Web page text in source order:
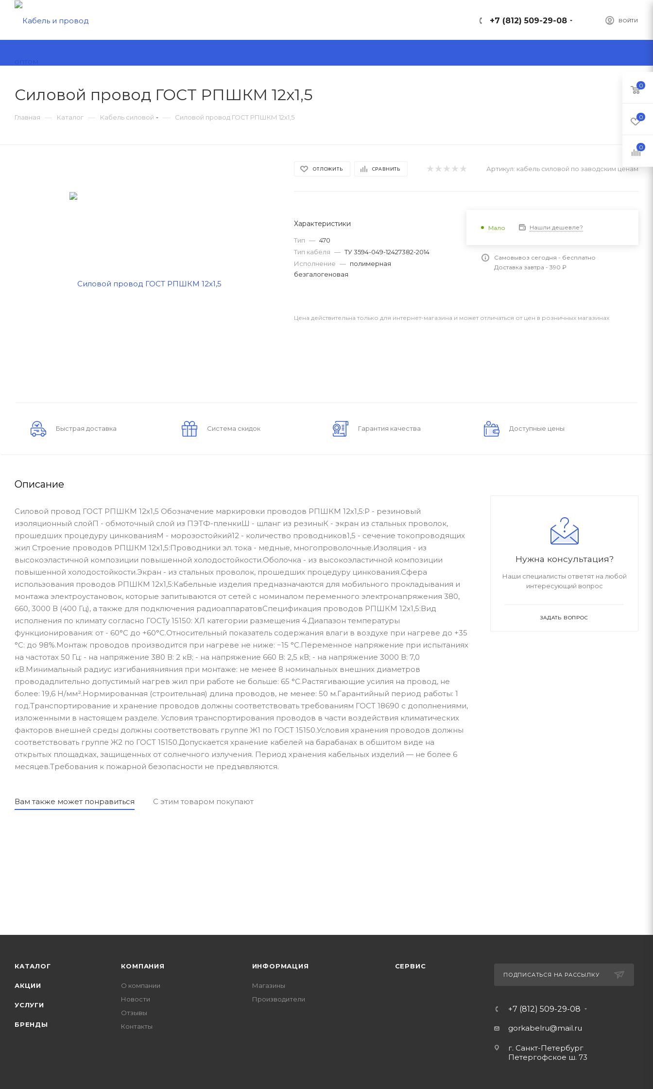
ВОЙТИ
+7 (812) 509-29-08
Силовой провод ГОСТ РПШКМ 12х1,5
Главная — Каталог — Кабель силовой — Силовой провод ГОСТ РПШКМ 12х1,5
ОТЛОЖИТЬ СРАВНИТЬ Артикул: кабель силовой по заводским ценам
Характеристики
Тип — 470
Тип кабеля — ТУ 3594-049-12427382-2014
Исполнение — полимерная
безгалогеновая
Мало Нашли дешевле?
Самовывоз сегодня - бесплатно
Доставка завтра - 390 ₽
Цена действительна только для интернет-магазина и может отличаться от цен в розничных магазинах
Быстрая доставка Система скидок Гарантия качества Доступные цены
Описание
Силовой провод ГОСТ РПШКМ 12х1,5 Обозначение маркировки проводов РПШКМ 12х1,5:Р - резиновый
изоляционный слойП - обмоточный слой из ПЭТФ-пленкиШ - шланг из резиныК - экран из стальных проволок,
прошедших процедуру цинкованияМ - морозостойкий12 - количество проводников1,5 - сечение токопроводящих
жил Строение проводов РПШКМ 12х1,5:Проводники эл. тока - медные, многопроволочные.Изоляция - из
высокоэластичной композиции повышенной холодостойкости.Оболочка - из высокоэластичной композиции
повышенной холодостойкости.Экран - из стальных проволок, прошедших процедуру цинкования.Сфера
использования проводов РПШКМ 12х1,5:Кабельные изделия предназначаются для мобильного прокладывания и
монтажа электроустановок, которые запитываются от сетей с номиналом переменного электронапряжения 380,
660, 3000 В (400 Гц), а также для подключения радиоаппаратовСпецификация проводов РПШКМ 12х1,5:Вид
исполнения по климату согласно ГОСТу 15150: ХЛ категории размещения 4.Диапазон температуры
функционирования: от - 60°С до +60°С.Относительный показатель содержания влаги в воздухе при нагреве до +35
°С: до 98%.Монтаж проводов производится при нагреве не ниже: −15 °С.Переменное напряжение при испытаниях
на частотах 50 Гц: - на напряжение 380 В: 2 кВ; - на напряжение 660 В: 2,5 кВ; - на напряжение 3000 В: 7,0
кВ.Минимальный радиус изгибаниянияния при монтаже: не менее 8 номинальных внешних диаметров
проводадлительно допустимый нагрев жил при работе не больше: 65 °С.Растягивающие усилия на провод, не
более: 19,6 Н/мм².Нормированная (строительная) длина проводов, не менее: 50 м.Гарантийный период работы: 1
год.Транспортирование и хранение проводов должны соответствовать требованиям ГОСТ 18690 с дополнениями,
изложенными в настоящем разделе. Условия транспортирования проводов в части воздействия климатических
факторов внешней среды должны соответствовать группе Ж1 по ГОСТ 15150.Условия хранения проводов должны
соответствовать группе Ж2 по ГОСТ 15150.Допускается хранение кабелей на барабанах в обшитом виде на
открытых площадках, защищенных от солнечного излучения. Период хранения кабельных изделий — не более 6
месяцев.Требования к пожарной безопасности не предъявляются.
Вам также может понравиться С этим товаром покупают
Нужна консультация?
Наши специалисты ответят на любой
интересующий вопрос
ЗАДАТЬ ВОПРОС
КАТАЛОГ
АКЦИИ
УСЛУГИ
БРЕНДЫ
КОМПАНИЯ
О компании
Новости
Отзывы
Контакты
ИНФОРМАЦИЯ
Магазины
Производители
СЕРВИС
ПОДПИСАТЬСЯ НА РАССЫЛКУ
+7 (812) 509-29-08
gorkabelru@mail.ru
г. Санкт-Петербург
Петергофское ш. 73
0
0
0